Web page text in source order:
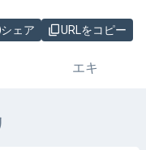
シェア URLをコピー
エキ